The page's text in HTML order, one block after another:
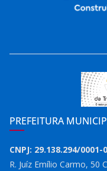
PREFEITURA
CNPJ: 29.138.294/0001-
R. Juíz Emílio Carmo, 50